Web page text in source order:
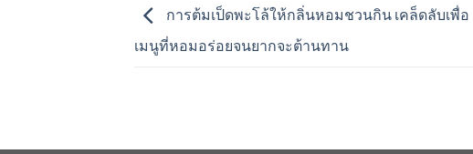
การต้มเป็ดพะโล้ให้กลิ่นหอมชวนกิน เคล็ดลับเพื่อ
เมนูที่หอมอร่อยจนยากจะต้านทาน